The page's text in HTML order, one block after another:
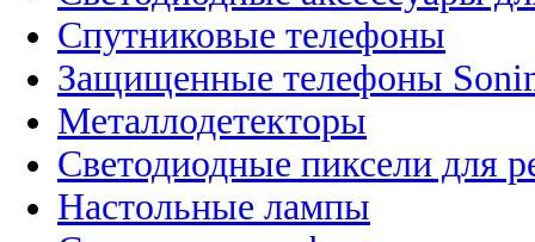
Спутниковые телефоны
Защищенные телефоны
Металлодетекторы
Светодиодные пиксели для
Настольные лампы